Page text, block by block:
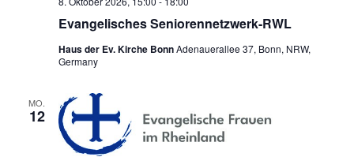
Evangelisches Seniorennetzwerk-RWL
Haus der Ev. Kirche BonnAdenauerallee 37, Bonn, NRW,
Germany
MO.
12